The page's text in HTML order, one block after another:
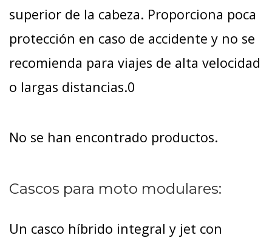
superior de la cabeza. Proporciona poca
protección en caso de accidente y no se
recomienda para viajes de alta velocidad
o largas distancias.0
No se han encontrado productos.
Cascos para moto modulares:
Un casco híbrido integral y jet con